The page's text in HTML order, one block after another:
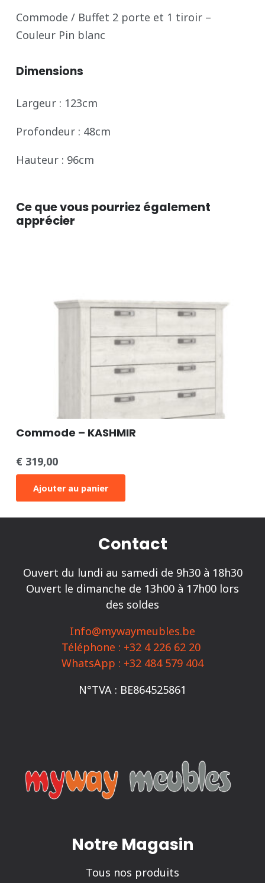
Commode / Buffet 2 porte et 1 tiroir –
Couleur Pin blanc
Dimensions
Largeur : 123cm
Profondeur : 48cm
Hauteur : 96cm
Ce que vous pourriez également
apprécier
Commode – KASHMIR
€ 319,00
Ajouter au panier
Notre Magasin
Tous nos produits
Contact
Ouvert du lundi au samedi de 9h30 à 18h30
Ouvert le dimanche de 13h00 à 17h00 lors
des soldes
Info@mywaymeubles.be
Téléphone : +32 4 226 62 20
WhatsApp : +32 484 579 404
N°TVA : BE864525861